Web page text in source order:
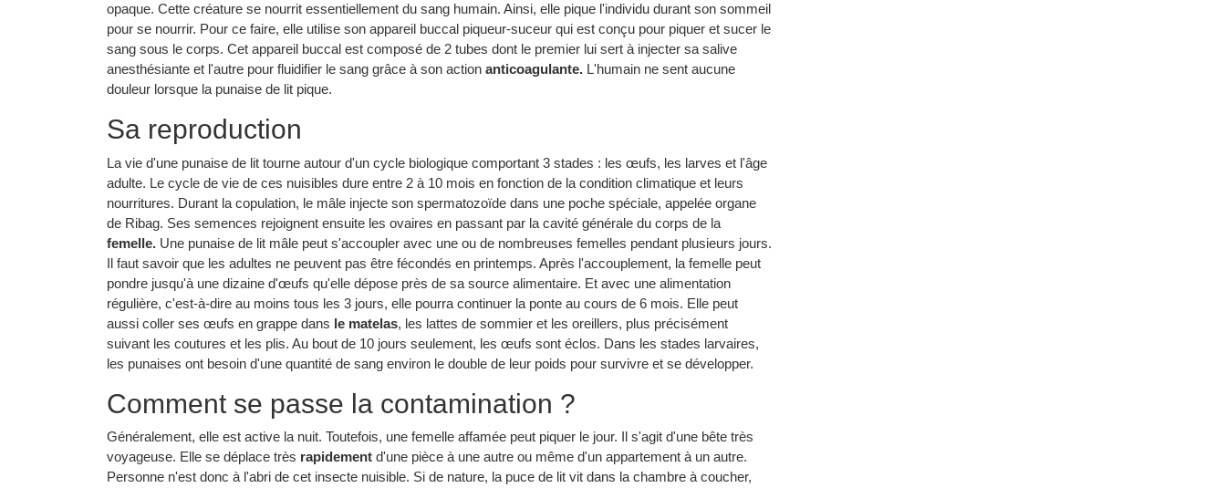
opaque. Cette créature se nourrit essentiellement du sang humain. Ainsi, elle pique l'individu durant son sommeil
pour se nourrir. Pour ce faire, elle utilise son appareil buccal piqueur-suceur qui est conçu pour piquer et sucer le
sang sous le corps. Cet appareil buccal est composé de 2 tubes dont le premier lui sert à injecter sa salive
anesthésiante et l'autre pour fluidifier le sang grâce à son action anticoagulante. L'humain ne sent aucune
douleur lorsque la punaise de lit pique.
Sa reproduction
La vie d'une punaise de lit tourne autour d'un cycle biologique comportant 3 stades : les œufs, les larves et l'âge
adulte. Le cycle de vie de ces nuisibles dure entre 2 à 10 mois en fonction de la condition climatique et leurs
nourritures. Durant la copulation, le mâle injecte son spermatozoïde dans une poche spéciale, appelée organe
de Ribag. Ses semences rejoignent ensuite les ovaires en passant par la cavité générale du corps de la
femelle. Une punaise de lit mâle peut s'accoupler avec une ou de nombreuses femelles pendant plusieurs jours.
Il faut savoir que les adultes ne peuvent pas être fécondés en printemps. Après l'accouplement, la femelle peut
pondre jusqu'à une dizaine d'œufs qu'elle dépose près de sa source alimentaire. Et avec une alimentation
régulière, c'est-à-dire au moins tous les 3 jours, elle pourra continuer la ponte au cours de 6 mois. Elle peut
aussi coller ses œufs en grappe dans le matelas, les lattes de sommier et les oreillers, plus précisément
suivant les coutures et les plis. Au bout de 10 jours seulement, les œufs sont éclos. Dans les stades larvaires,
les punaises ont besoin d'une quantité de sang environ le double de leur poids pour survivre et se développer.
Comment se passe la contamination ?
Généralement, elle est active la nuit. Toutefois, une femelle affamée peut piquer le jour. Il s'agit d'une bête très
voyageuse. Elle se déplace très rapidement d'une pièce à une autre ou même d'un appartement à un autre.
Personne n'est donc à l'abri de cet insecte nuisible. Si de nature, la puce de lit vit dans la chambre à coucher,